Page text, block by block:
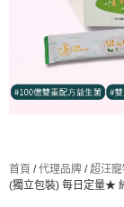
首頁 /代理品牌 /超汪
(獨立包裝) 每日定量★